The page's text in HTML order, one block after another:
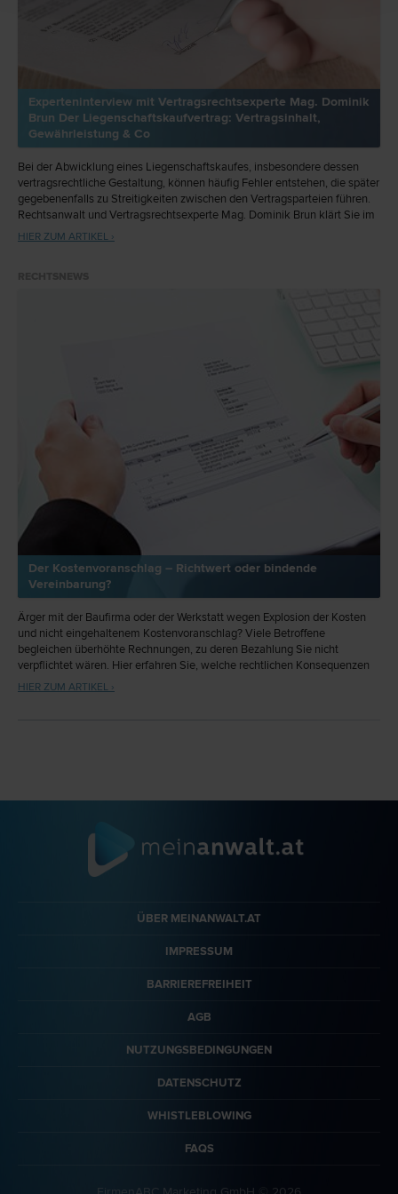
Experteninterview mit Vertragsrechtsexperte Mag. Dominik
Brun Der Liegenschaftskaufvertrag: Vertragsinhalt,
Gewährleistung & Co
Bei der Abwicklung eines Liegenschaftskaufes, insbesondere dessen
vertragsrechtliche Gestaltung, können häufig Fehler entstehen, die später
gegebenenfalls zu Streitigkeiten zwischen den Vertragsparteien führen.
Rechtsanwalt und Vertragsrechtsexperte Mag. Dominik Brun klärt Sie im
folgenden Interview über die Tücken des Liegenschaftskaufvertrages auf
HIER ZUM ARTIKEL ›
Der Kostenvoranschlag – Richtwert oder bindende
Vereinbarung?
Ärger mit der Baufirma oder der Werkstatt wegen Explosion der Kosten
und nicht eingehaltenem Kostenvoranschlag? Viele Betroffene
begleichen überhöhte Rechnungen, zu deren Bezahlung Sie nicht
verpflichtet wären. Hier erfahren Sie, welche rechtlichen Konsequenzen
ein Kostenvoranschlag mit sich bringt.
HIER ZUM ARTIKEL ›
ÜBER MEINANWALT.AT
IMPRESSUM
BARRIEREFREIHEIT
AGB
NUTZUNGSBEDINGUNGEN
DATENSCHUTZ
WHISTLEBLOWING
FAQS